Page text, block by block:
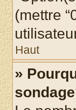
(mettre
Haut
»